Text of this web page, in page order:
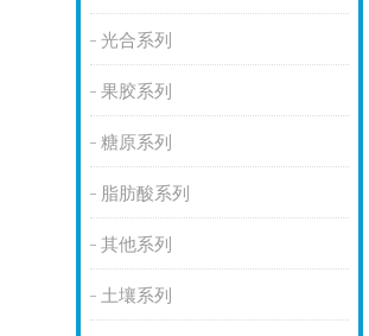
光合系列
果胶系列
糖原系列
脂肪酸系列
其他系列
土壤系列